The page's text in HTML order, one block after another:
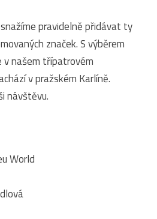
pravidelně přidávat ty
značek. S výběrem
v našem třípatrovém
v pražském Karlíně.
návštěvu.
World